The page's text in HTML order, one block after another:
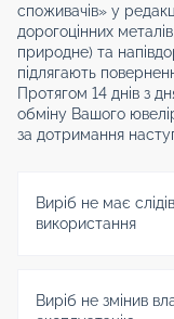
споживачів» у
дорогоцінних
природне) та
підлягають
Протягом 14 днів з
обміну Вашого
за дотримання
Виріб не має
використання
Виріб не змінив